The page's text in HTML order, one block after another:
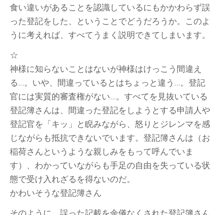
食い違いがあることを認識しているにもかかわらず誤
った登記をした、ということでどうだろうか。このよ
うに考えれば、すべてうまく説明できてしまいます。
☆
神様に知らないことはないが神様はけっこう間違え
る…。いや、間違っているとはちょっと違う…。登記
官には実質的審査権がない…。すべてを見抜いている
登記簿さんは、間違った登記をしようとする申請人や
登記官を「キッ」と睨みながら、怒りとジレンマを感
じながらも抵抗できないでいます。登記簿さんは（お
稲荷さんというような親しみをもって呼んでいま
す）、わかっていながらも手足の自由を失っている状
態で受け入れざるを得ないのだ。
かわいそうな登記簿さん